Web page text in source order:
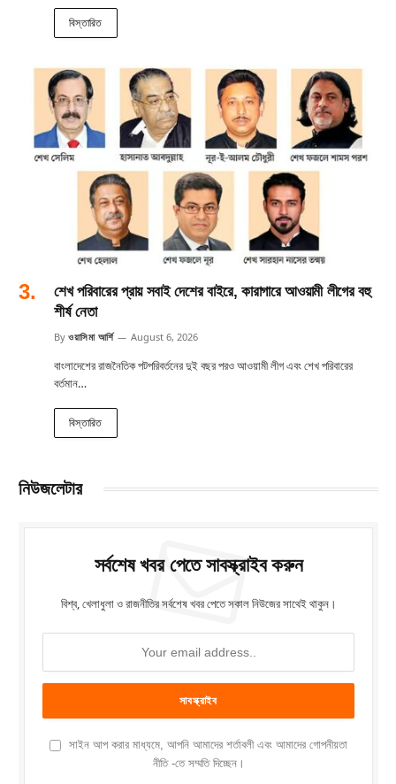
বিস্তারিত
শেখ পরিবারের প্রায় সবাই দেশের বাইরে, কারাগারে আওয়ামী লীগের বহু
শীর্ষ নেতা
By ওয়াসিমা আর্শি August 6, 2026
বাংলাদেশের রাজনৈতিক পটপরিবর্তনের দুই বছর পরও আওয়ামী লীগ এবং শেখ পরিবারের
বর্তমান…
বিস্তারিত
নিউজলেটার
সর্বশেষ খবর পেতে সাবস্ক্রাইব করুন
বিশ্ব, খেলাধুলা ও রাজনীতির সর্বশেষ খবর পেতে সকাল নিউজের সাথেই থাকুন।
সাইন আপ করার মাধ্যমে, আপনি আমাদের শর্তাবলী এবং আমাদের গোপনীয়তা
নীতি -তে সম্মতি দিচ্ছেন।